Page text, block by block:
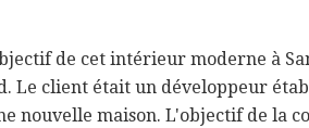
de cet intérieur moderne à
client était un développeur
nouvelle maison. L'objectif de la